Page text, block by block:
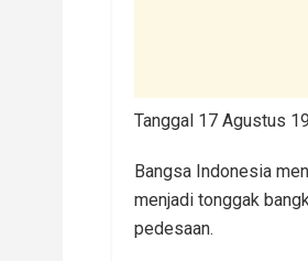
Tanggal 17 Agustus
Bangsa Indonesia
menjadi tonggak
pedesaan.